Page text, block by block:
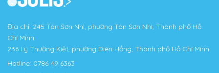
Địa chỉ: 245 Tân Sơn Nhì, phường Tân Sơn Nhì, Thành phố Hồ
Chí Minh
236 Lý Thường Kiệt, phường Diên Hồng, Thành phố Hồ Chí Minh
Hotline: 0786 49 6363